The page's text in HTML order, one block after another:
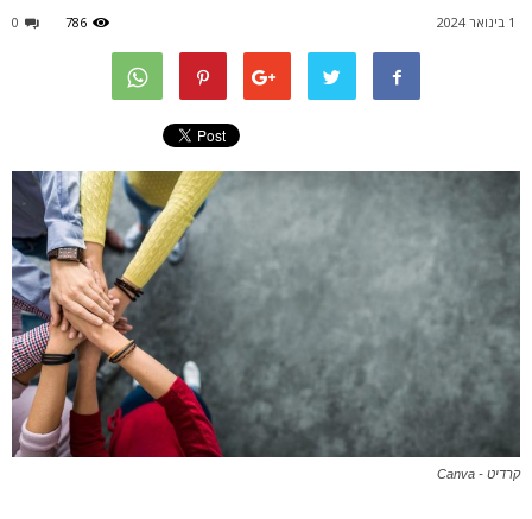
1 בינואר 2024 0 786
קרדיט - Canva